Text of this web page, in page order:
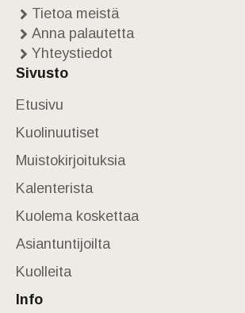
Tietoa meistä
Anna palautetta
Yhteystiedot
Sivusto
Etusivu
Kuolinuutiset
Muistokirjoituksia
Kalenterista
Kuolema koskettaa
Asiantuntijoilta
Kuolleita
Info